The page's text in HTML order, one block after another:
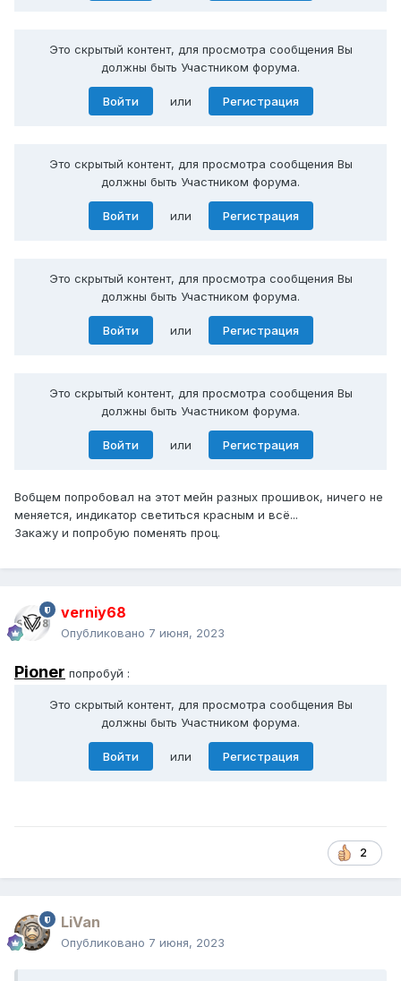
Это скрытый контент, для просмотра сообщения Вы
должны быть Участником форума.
Войти или Регистрация
Это скрытый контент, для просмотра сообщения Вы
должны быть Участником форума.
Войти или Регистрация
Это скрытый контент, для просмотра сообщения Вы
должны быть Участником форума.
Войти или Регистрация
Это скрытый контент, для просмотра сообщения Вы
должны быть Участником форума.
Войти или Регистрация
Вобщем попробовал на этот мейн разных прошивок, ничего не
меняется, индикатор светиться красным и всё...
Закажу и попробую поменять проц.
verniy68
Опубликовано 7 июня, 2023
Pioner попробуй :
Это скрытый контент, для просмотра сообщения Вы
должны быть Участником форума.
Войти или Регистрация
2
LiVan
Опубликовано 7 июня, 2023